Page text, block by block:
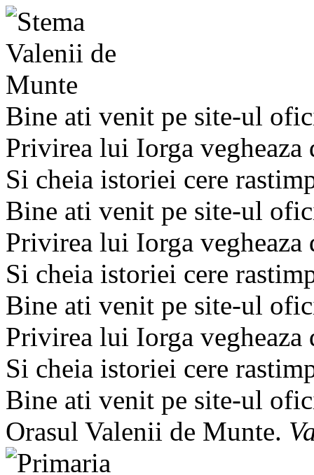
Bine ati venit pe site-ul
Privirea lui Iorga
Si cheia istoriei cere
Bine ati venit pe site-ul
Privirea lui Iorga
Si cheia istoriei cere
Bine ati venit pe site-ul
Privirea lui Iorga
Si cheia istoriei cere
Bine ati venit pe site-ul
Orasul Valenii de Munte.